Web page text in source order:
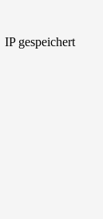
IP gespeichert